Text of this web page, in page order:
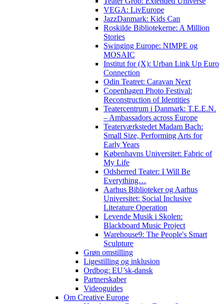
VEGA: LivEurope
JazzDanmark: Kids Can
Roskilde Bibliotekerne: A Million
Stories
Swinging Europe: NIMPE og
MOSAIC
Institut for (X): Urban Link Up Euro
Connection
Odin Teatret: Caravan Next
Copenhagen Photo Festival:
Reconstruction of Identities
Teatercentrum i Danmark: T.E.E.N.
– Ambassadors across Europe
Teaterværkstedet Madam Bach:
Small Size, Performing Arts for
Early Years
Københavns Universitet: Fabric of
My Life
Odsherred Teater: I Will Be
Everything…
Aarhus Biblioteker og Aarhus
Universitet: Social Inclusive
Literature Operation
Levende Musik i Skolen:
Blackboard Music Project
Warehouse9: The People's Smart
Sculpture
Grøn omstilling
Ligestilling og inklusion
Ordbog: EU’sk-dansk
Partnerskaber
Videoguides
Om Creative Europe